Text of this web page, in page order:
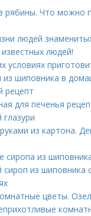
рябины. Что можно
людей
людей!
условиях
шиповника в
рецепт
для печенья
из картона.
сиропа из
сироп из шиповника
цветы.